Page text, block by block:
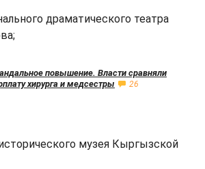
драматического театра
повышение. Власти сравняли
хирурга и медсестры
26
музея Кыргызской